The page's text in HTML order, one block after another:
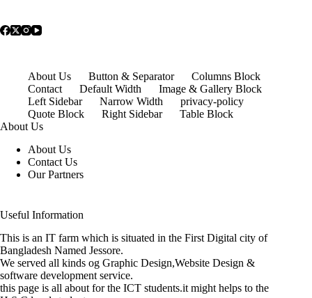
About Us Button & Separator
Columns Block
Contact
Default Width
Image & Gallery Block
Left Sidebar
Narrow Width
privacy-policy
Quote Block
Right Sidebar
Table Block
About Us
About Us
Contact Us
Our Partners
Useful Information
This is an IT farm which is situated in the First Digital city of
Bangladesh Named Jessore.
We served all kinds og Graphic Design,Website Design &
software development service.
this page is all about for the ICT students.it might helps to the